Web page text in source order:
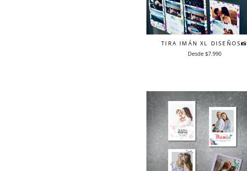
TIRA IMÁN XL DISEÑOS📸
Desde $7.990